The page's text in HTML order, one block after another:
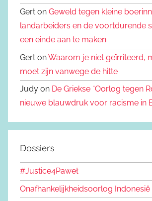
Gert on Geweld tegen kleine
landarbeiders en de voortdurende
een einde aan te maken
Gert onWaarom je niet geïrriteerd,
moet zijn vanwege de hitte
Judy on De Griekse “Oorlog tegen
nieuwe blauwdruk voor racisme in
Dossiers
#Justice4Paweł
Onafhankelijkheidsoorlog Indonesië